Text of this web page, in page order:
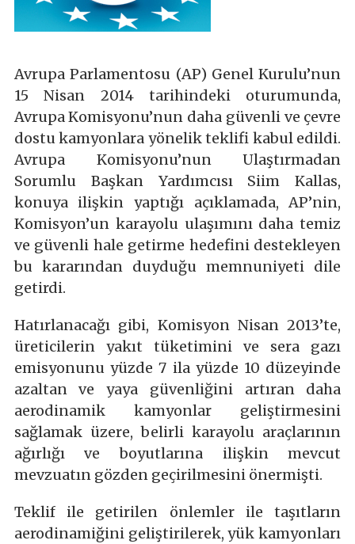
Avrupa Parlamentosu (AP) Genel Kurulu’nun
15 Nisan 2014 tarihindeki oturumunda,
Avrupa Komisyonu’nun daha güvenli ve çevre
dostu kamyonlara yönelik teklifi kabul edildi.
Avrupa Komisyonu’nun Ulaştırmadan
Sorumlu Başkan Yardımcısı Siim Kallas,
konuya ilişkin yaptığı açıklamada, AP’nin,
Komisyon’un karayolu ulaşımını daha temiz
ve güvenli hale getirme hedefini destekleyen
bu kararından duyduğu memnuniyeti dile
getirdi.
Hatırlanacağı gibi, Komisyon Nisan 2013’te,
üreticilerin yakıt tüketimini ve sera gazı
emisyonunu yüzde 7 ila yüzde 10 düzeyinde
azaltan ve yaya güvenliğini artıran daha
aerodinamik kamyonlar geliştirmesini
sağlamak üzere, belirli karayolu araçlarının
ağırlığı ve boyutlarına ilişkin mevcut
mevzuatın gözden geçirilmesini önermişti.
Teklif ile getirilen önlemler ile taşıtların
aerodinamiğini geliştirilerek, yük kamyonları